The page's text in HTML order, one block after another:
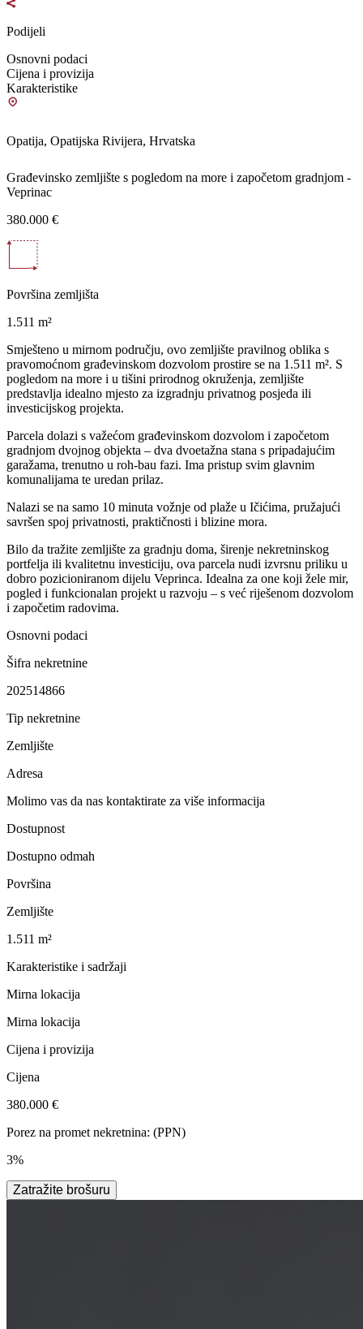
Podijeli
Osnovni podaci
Cijena i provizija
Karakteristike
Opatija, Opatijska Rivijera, Hrvatska
Građevinsko zemljište s pogledom na more i započetom gradnjom -
Veprinac
380.000 €
Površina zemljišta
1.511 m²
Smješteno u mirnom području, ovo zemljište pravilnog oblika s
pravomoćnom građevinskom dozvolom prostire se na 1.511 m². S
pogledom na more i u tišini prirodnog okruženja, zemljište
predstavlja idealno mjesto za izgradnju privatnog posjeda ili
investicijskog projekta.
Parcela dolazi s važećom građevinskom dozvolom i započetom
gradnjom dvojnog objekta – dva dvoetažna stana s pripadajućim
garažama, trenutno u roh-bau fazi. Ima pristup svim glavnim
komunalijama te uredan prilaz.
Nalazi se na samo 10 minuta vožnje od plaže u Ičićima, pružajući
savršen spoj privatnosti, praktičnosti i blizine mora.
Bilo da tražite zemljište za gradnju doma, širenje nekretninskog
portfelja ili kvalitetnu investiciju, ova parcela nudi izvrsnu priliku u
dobro pozicioniranom dijelu Veprinca. Idealna za one koji žele mir,
pogled i funkcionalan projekt u razvoju – s već riješenom dozvolom
i započetim radovima.
Osnovni podaci
Šifra nekretnine
202514866
Tip nekretnine
Zemljište
Adresa
Molimo vas da nas kontaktirate za više informacija
Dostupnost
Dostupno odmah
Površina
Zemljište
1.511 m²
Karakteristike i sadržaji
Mirna lokacija
Mirna lokacija
Cijena i provizija
Cijena
380.000 €
Porez na promet nekretnina: (PPN)
3%
Zatražite brošuru